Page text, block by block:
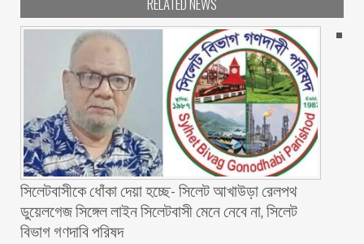
‎সিলেটবাসীকে ধোঁকা দেয়া হচ্ছে- সিলেট আখাউড়া রেলপথ
ডুয়েলগেজ সিঙ্গেল লাইন সিলেটবাসী মেনে নেবে না, সিলেট
বিভাগ গণদাবি পরিষদ